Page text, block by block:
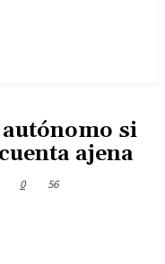
si
ajena
0 56